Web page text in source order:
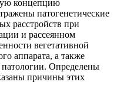
концепцию
патогенетические
расстройств при
и рассеянном
вегетативной
аппарата, а также
Определены
причины этих